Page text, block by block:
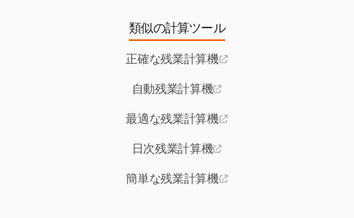
類似の計算ツール
正確な残業計算機
自動残業計算機
最適な残業計算機
日次残業計算機
簡単な残業計算機